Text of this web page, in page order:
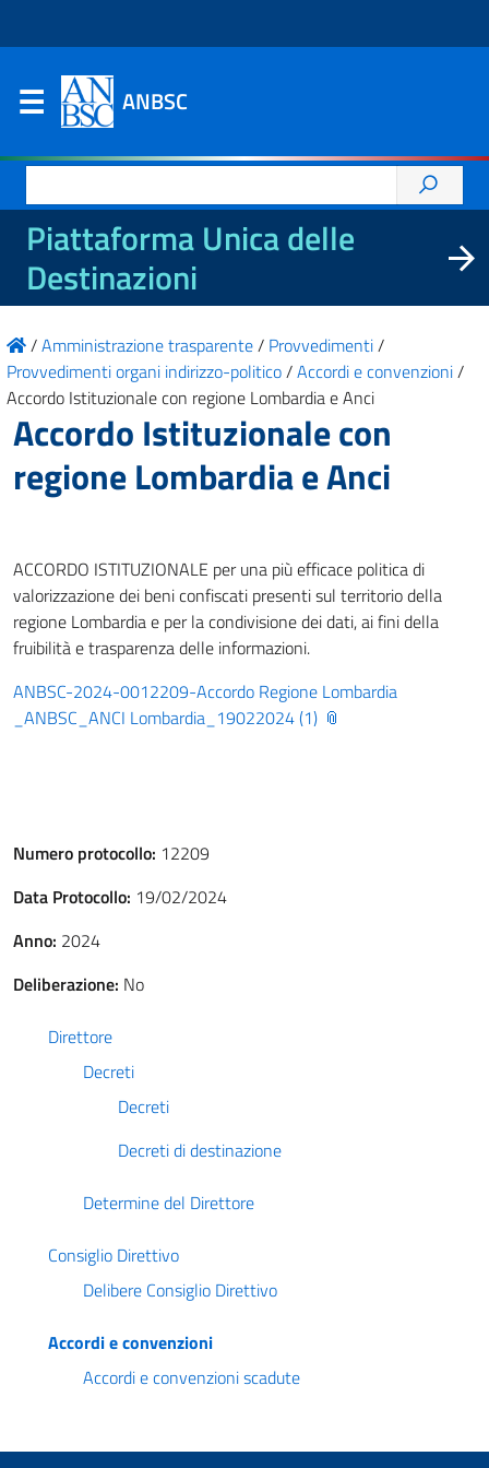
ANBSC
per:
Piattaforma Unica delle
Destinazioni
/Amministrazione trasparente/ Provvedimenti/
Provvedimenti organi indirizzo-politico/Accordi e convenzioni/
Accordo Istituzionale con regione Lombardia e Anci
Accordo Istituzionale con
regione Lombardia e Anci
ACCORDO ISTITUZIONALE per una più efficace politica di
valorizzazione dei beni confiscati presenti sul territorio della
regione Lombardia e per la condivisione dei dati, ai fini della
fruibilità e trasparenza delle informazioni.
ANBSC-2024-0012209-Accordo Regione Lombardia
_ANBSC_ANCI Lombardia_19022024 (1)
Numero protocollo: 12209
Data Protocollo: 19/02/2024
Anno: 2024
Deliberazione: No
Direttore
Decreti
Decreti
Decreti di destinazione
Determine del Direttore
Consiglio Direttivo
Delibere Consiglio Direttivo
Accordi e convenzioni
Accordi e convenzioni scadute